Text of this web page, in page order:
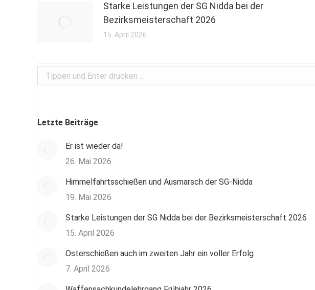
Starke Leistungen der SG Nidda bei der
Bezirksmeisterschaft 2026
15. April 2026
Search:
Letzte Beiträge
Er ist wieder da!
26. Mai 2026
Himmelfahrtsschießen und Ausmarsch der SG-Nidda
19. Mai 2026
Starke Leistungen der SG Nidda bei der Bezirksmeisterschaft 2026
15. April 2026
Osterschießen auch im zweiten Jahr ein voller Erfolg
7. April 2026